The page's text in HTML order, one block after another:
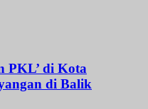
PKL’ di Kota
di Balik